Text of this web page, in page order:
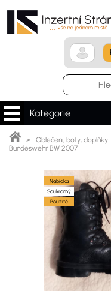
Kategorie
> Oblečení, boty, doplňky
Bundeswehr BW 2007
Nabídka
Soukromý
Použité